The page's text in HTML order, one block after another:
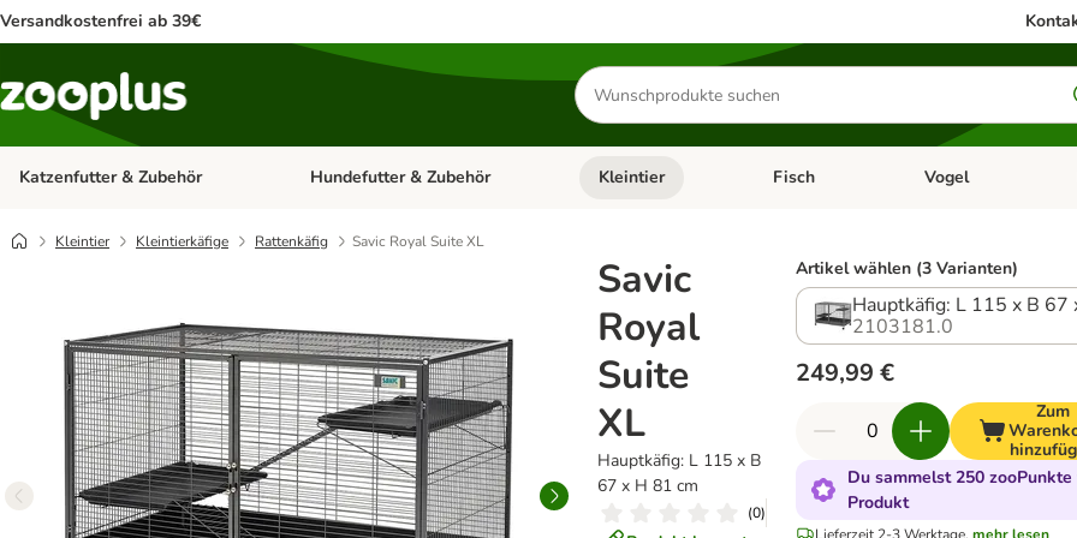
Versandkostenfrei ab 39€
Produkte
suchen
Katzenfutter & Zubehör Kategorie-Menü öffnen: Katzenfutter & Zubehör
Hundefutter & Zubehör Kategorie-Menü öffnen: Hundefutter & Zubehör
Kleintier Kategorie-Menü öffnen: Kleintier
Fisch Kategorie-Menü
Vogel
Kleintier Kleintierkäfige Rattenkäfig Savic Royal Suite XL
Savic
Royal
Suite
XL
Hauptkäfig: L 115 x B
67 x H 81 cm
(0)
Artikel wählen (3 Varianten)
Hauptkäfig: L 115 x B 67
2103181.0
249,99 €
Zum
Du sammelst 250
Produkt